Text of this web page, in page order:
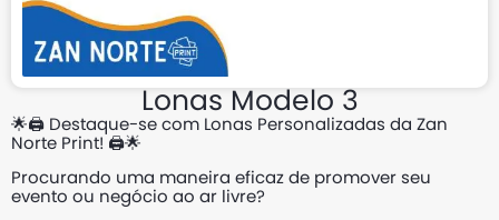
Lonas Modelo 3
🌟🖨️ Destaque-se com Lonas Personalizadas da Zan
Norte Print! 🖨️🌟
Procurando uma maneira eficaz de promover seu
evento ou negócio ao ar livre?